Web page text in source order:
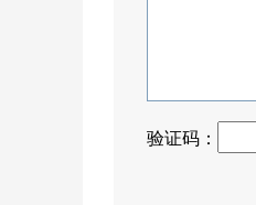
验证码：